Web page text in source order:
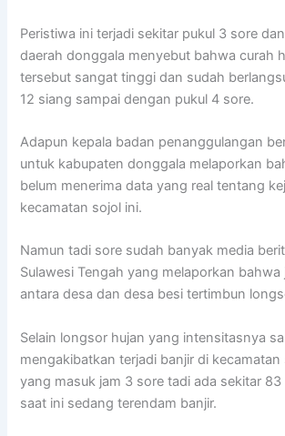
Peristiwa ini terjadi sekitar pukul 3 sore
daerah donggala menyebut bahwa curah
tersebut sangat tinggi dan sudah
12 siang sampai dengan pukul 4 sore.
Adapun kepala badan penanggulangan
untuk kabupaten donggala melaporkan
belum menerima data yang real tentang
kecamatan sojol ini.
Namun tadi sore sudah banyak media
Sulawesi Tengah yang melaporkan bahwa
antara desa dan desa besi tertimbun
Selain longsor hujan yang intensitasnya
mengakibatkan terjadi banjir di kecamatan
yang masuk jam 3 sore tadi ada sekitar
saat ini sedang terendam banjir.